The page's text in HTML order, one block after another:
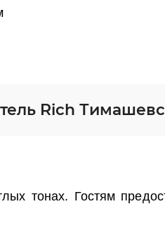
Rich
тонах. Гостям